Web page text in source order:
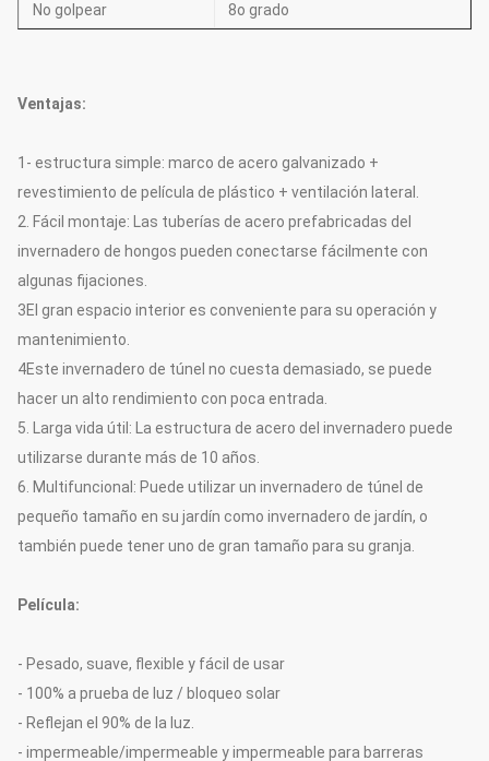
No golpear 8o grado
Ventajas:
1- estructura simple: marco de acero galvanizado +
revestimiento de película de plástico + ventilación lateral.
2. Fácil montaje: Las tuberías de acero prefabricadas del
invernadero de hongos pueden conectarse fácilmente con
algunas fijaciones.
3El gran espacio interior es conveniente para su operación y
mantenimiento.
4Este invernadero de túnel no cuesta demasiado, se puede
hacer un alto rendimiento con poca entrada.
5. Larga vida útil: La estructura de acero del invernadero puede
utilizarse durante más de 10 años.
6. Multifuncional: Puede utilizar un invernadero de túnel de
pequeño tamaño en su jardín como invernadero de jardín, o
también puede tener uno de gran tamaño para su granja.
Película:
- Pesado, suave, flexible y fácil de usar
- 100% a prueba de luz / bloqueo solar
- Reflejan el 90% de la luz.
- impermeable/impermeable y impermeable para barreras